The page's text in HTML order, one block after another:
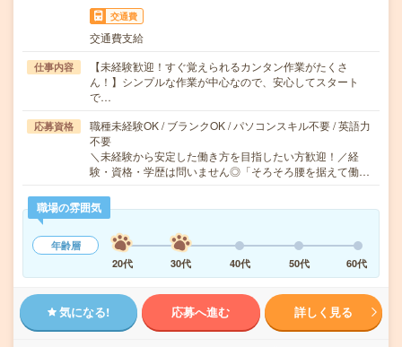
交通費
交通費支給
仕事内容
【未経験歓迎！すぐ覚えられるカンタン作業がたくさ
ん！】シンプルな作業が中心なので、安心してスタート
で…
応募資格
職種未経験OK / ブランクOK / パソコンスキル不要 / 英語力
不要
＼未経験から安定した働き方を目指したい方歓迎！／経
験・資格・学歴は問いません◎「そろそろ腰を据えて働…
職場の雰囲気
年齢層
20代
30代 40代 50代 60代
気になる! 応募へ進む 詳しく見る